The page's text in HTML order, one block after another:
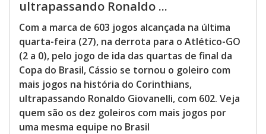
ultrapassando Ronaldo ...
Com a marca de 603 jogos alcançada na última
quarta-feira (27), na derrota para o Atlético-GO
(2 a 0), pelo jogo de ida das quartas de final da
Copa do Brasil, Cássio se tornou o goleiro com
mais jogos na história do Corinthians,
ultrapassando Ronaldo Giovanelli, com 602. Veja
quem são os dez goleiros com mais jogos por
uma mesma equipe no Brasil